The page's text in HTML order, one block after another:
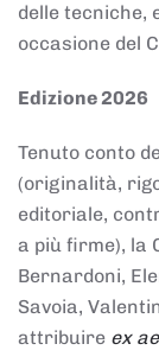
delle tecniche,
occasione del
Edizione 2026
Tenuto conto
(originalità,
editoriale,
a più firme), la
Bernardoni,
Savoia,
attribuire ex